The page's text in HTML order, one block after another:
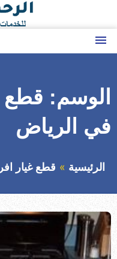
إلى
القائمة
الوسم: قطع
في الرياض
الرئيسية قطع غيار